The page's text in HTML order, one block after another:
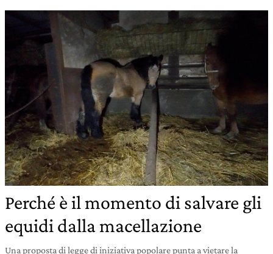
Perché è il momento di salvare gli
equidi dalla macellazione
Una proposta di legge di iniziativa popolare punta a vietare la